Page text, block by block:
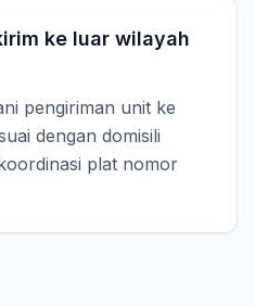
ke luar wilayah
pengiriman unit ke
dengan domisili
plat nomor